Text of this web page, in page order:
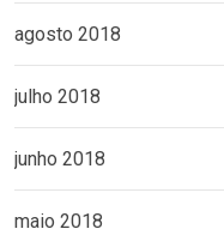
agosto 2018
julho 2018
junho 2018
maio 2018